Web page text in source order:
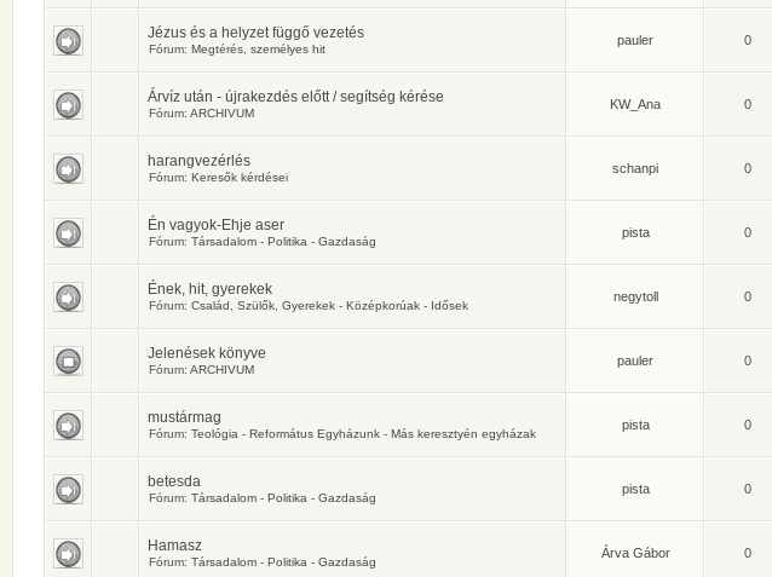
Jézus és a helyzet függő vezetés
Fórum: Megtérés, személyes hit
pauler 0
Árvíz után - újrakezdés előtt / segítség kérése
Fórum: ARCHIVUM
KW_Ana 0
harangvezérlés
Fórum: Keresők kérdései
schanpi 0
Én vagyok-Ehje aser
Fórum: Társadalom - Politika - Gazdaság
pista 0
Ének, hit, gyerekek
Fórum: Család, Szülők, Gyerekek - Középkorúak - Idősek
negytoll 0
Jelenések könyve
Fórum: ARCHIVUM
pauler 0
mustármag
Fórum: Teológia - Református Egyházunk - Más keresztyén egyházak
pista 0
betesda
Fórum: Társadalom - Politika - Gazdaság
pista 0
Hamasz
Fórum: Társadalom - Politika - Gazdaság
Árva Gábor 0